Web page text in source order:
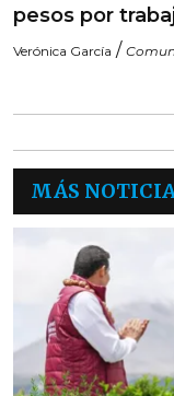
pesos por
Verónica García /
MÁS